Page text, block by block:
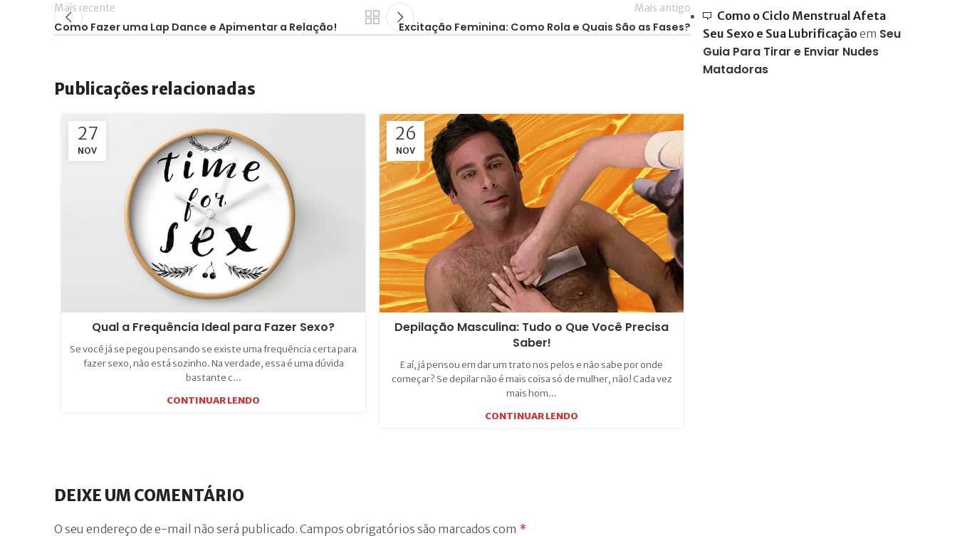
Mais recente
Como Fazer uma Lap Dance e Apimentar a Relação!
Mais antigo
Excitação Feminina: Como Rola e Quais São as Fases?
Publicações relacionadas
27
NOV
Qual a Frequência Ideal para Fazer Sexo?
Se você já se pegou pensando se existe uma frequência certa para
fazer sexo, não está sozinho. Na verdade, essa é uma dúvida
bastante c...
CONTINUAR LENDO
26
NOV
Depilação Masculina: Tudo o Que Você Precisa
Saber!
E aí, já pensou em dar um trato nos pelos e não sabe por onde
começar? Se depilar não é mais coisa só de mulher, não! Cada vez
mais hom...
CONTINUAR LENDO
DEIXE UM COMENTÁRIO
O seu endereço de e-mail não será publicado. Campos obrigatórios são marcados com *
Como o Ciclo Menstrual Afeta
Seu Sexo e Sua Lubrificaçãoem Seu
Guia Para Tirar e Enviar Nudes
Matadoras